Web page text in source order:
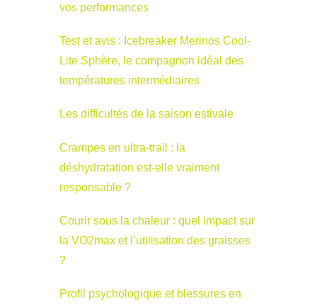
vos performances
Test et avis : Icebreaker Merinos Cool-
Lite Sphère, le compagnon idéal des
températures intermédiaires
Les difficultés de la saison estivale
Crampes en ultra-trail : la
déshydratation est-elle vraiment
responsable ?
Courir sous la chaleur : quel impact sur
la VO2max et l’utilisation des graisses
?
Profil psychologique et blessures en